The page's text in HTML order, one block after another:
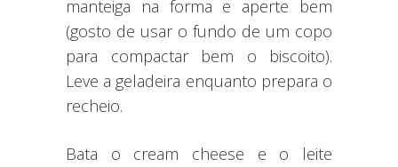
manteiga na forma e aperte bem
(gosto de usar o fundo de um copo
para compactar bem o biscoito).
Leve a geladeira enquanto prepara o
recheio.
Bata o cream cheese e o leite